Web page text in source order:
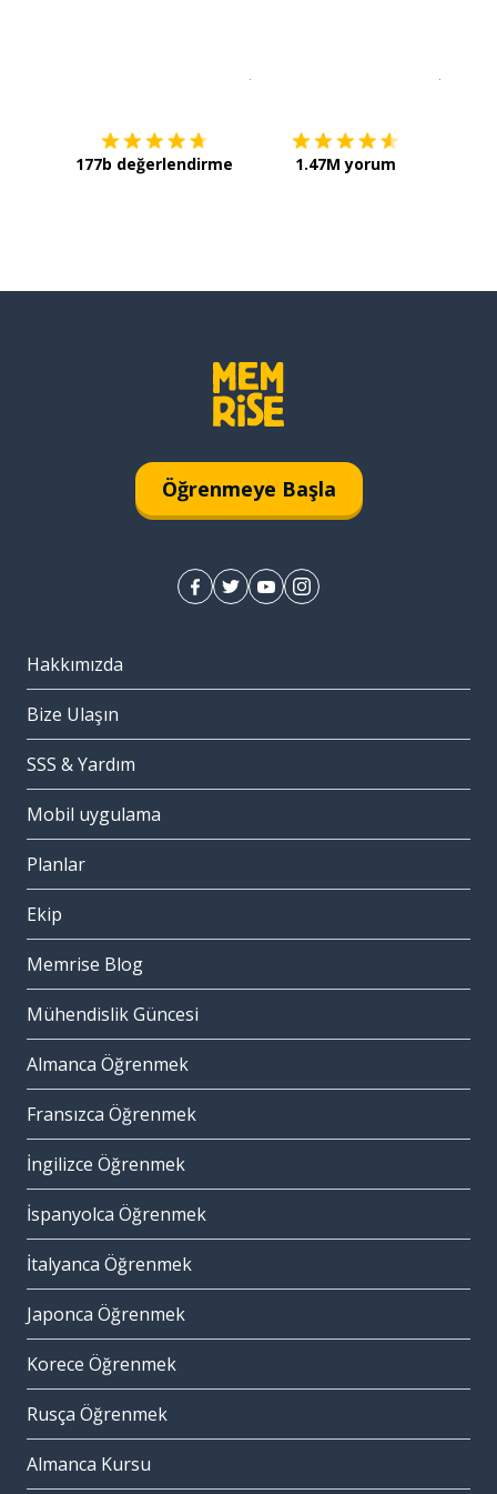
177b değerlendirme 1.47M yorum
Öğrenmeye Başla
Hakkımızda
Bize Ulaşın
SSS & Yardım
Mobil uygulama
Planlar
Ekip
Memrise Blog
Mühendislik Güncesi
Almanca Öğrenmek
Fransızca Öğrenmek
İngilizce Öğrenmek
İspanyolca Öğrenmek
İtalyanca Öğrenmek
Japonca Öğrenmek
Korece Öğrenmek
Rusça Öğrenmek
Almanca Kursu